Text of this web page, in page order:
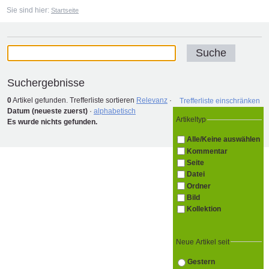
Sie sind hier: Startseite
Suchergebnisse
0Artikel gefunden. Trefferliste einschränken
Artikeltyp
Alle/Keine auswählen
Kommentar
Seite
Datei
Ordner
Bild
Kollektion
Neue Artikel seit
Gestern
Trefferliste sortieren Relevanz ·
Datum (neueste zuerst) · alphabetisch
Es wurde nichts gefunden.